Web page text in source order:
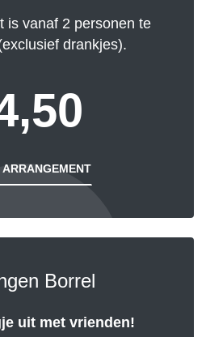
is vanaf 2 personen te
drankjes).
Borrel
uit met vrienden!